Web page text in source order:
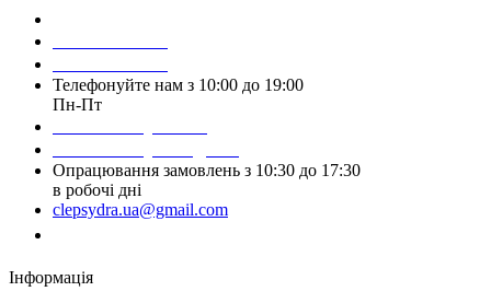
Телефонуйте нам з 10:00 до 19:00
Пн-Пт
Опрацювання замовлень з 10:30 до 17:30
в робочі дні
clepsydra.ua@gmail.com
Інформація